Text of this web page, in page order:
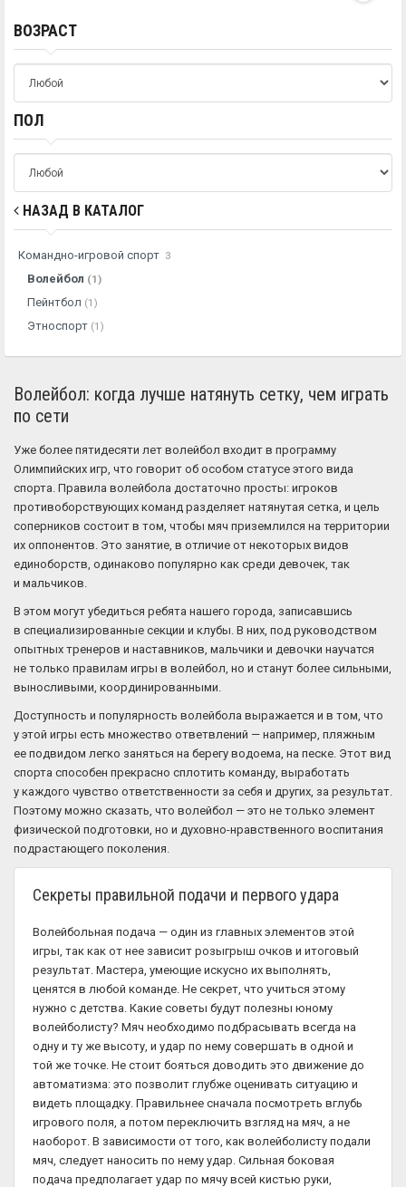
ВОЗРАСТ
ПОЛ
НАЗАД В КАТАЛОГ
Командно-игровой спорт 3
Волейбол (1)
Пейнтбол (1)
Этноспорт (1)
Волейбол: когда лучше натянуть сетку, чем играть
по сети
Уже более пятидесяти лет волейбол входит в программу
Олимпийских игр, что говорит об особом статусе этого вида
спорта. Правила волейбола достаточно просты: игроков
противоборствующих команд разделяет натянутая сетка, и цель
соперников состоит в том, чтобы мяч приземлился на территории
их оппонентов. Это занятие, в отличие от некоторых видов
единоборств, одинаково популярно как среди девочек, так
и мальчиков.
В этом могут убедиться ребята нашего города, записавшись
в специализированные секции и клубы. В них, под руководством
опытных тренеров и наставников, мальчики и девочки научатся
не только правилам игры в волейбол, но и станут более сильными,
выносливыми, координированными.
Доступность и популярность волейбола выражается и в том, что
у этой игры есть множество ответвлений — например, пляжным
ее подвидом легко заняться на берегу водоема, на песке. Этот вид
спорта способен прекрасно сплотить команду, выработать
у каждого чувство ответственности за себя и других, за результат.
Поэтому можно сказать, что волейбол — это не только элемент
физической подготовки, но и духовно-нравственного воспитания
подрастающего поколения.
Секреты правильной подачи и первого удара
Волейбольная подача — один из главных элементов этой
игры, так как от нее зависит розыгрыш очков и итоговый
результат. Мастера, умеющие искусно их выполнять,
ценятся в любой команде. Не секрет, что учиться этому
нужно с детства. Какие советы будут полезны юному
волейболисту? Мяч необходимо подбрасывать всегда на
одну и ту же высоту, и удар по нему совершать в одной и
той же точке. Не стоит бояться доводить это движение до
автоматизма: это позволит глубже оценивать ситуацию и
видеть площадку. Правильнее сначала посмотреть вглубь
игрового поля, а потом переключить взгляд на мяч, а не
наоборот. В зависимости от того, как волейболисту подали
мяч, следует наносить по нему удар. Сильная боковая
подача предполагает удар по мячу всей кистью руки,